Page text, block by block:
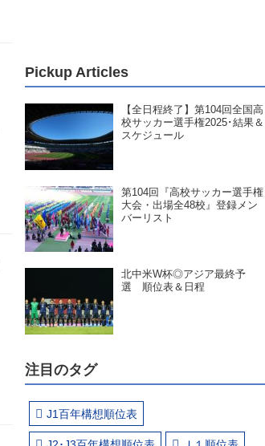
Pickup Articles
【全日程終了】第104回全国高
校サッカー選手権2025･結果＆
スケジュール
第104回『高校サッカー選手権
大会・出場全48校』登録メン
バーリスト
北中米W杯◎アジア最終予
選 順位表＆日程
注目のタグ
J1百年構想順位表